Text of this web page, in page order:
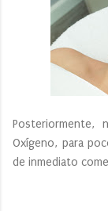
Oxígeno, para
de inmediato